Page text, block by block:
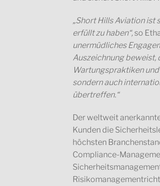
„Short Hills Aviation ist
erfüllt zu haben“,so
unermüdliches
Auszeichnung beweist,
Wartungspraktiken
sondern auch
übertreffen.“
Der weltweit
Kunden die
höchsten
Compliance-